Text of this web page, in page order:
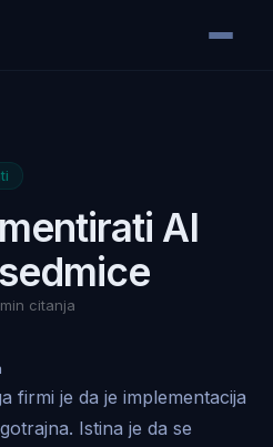
AI
min citanja
firmi je da je implementacija
Istina je da se